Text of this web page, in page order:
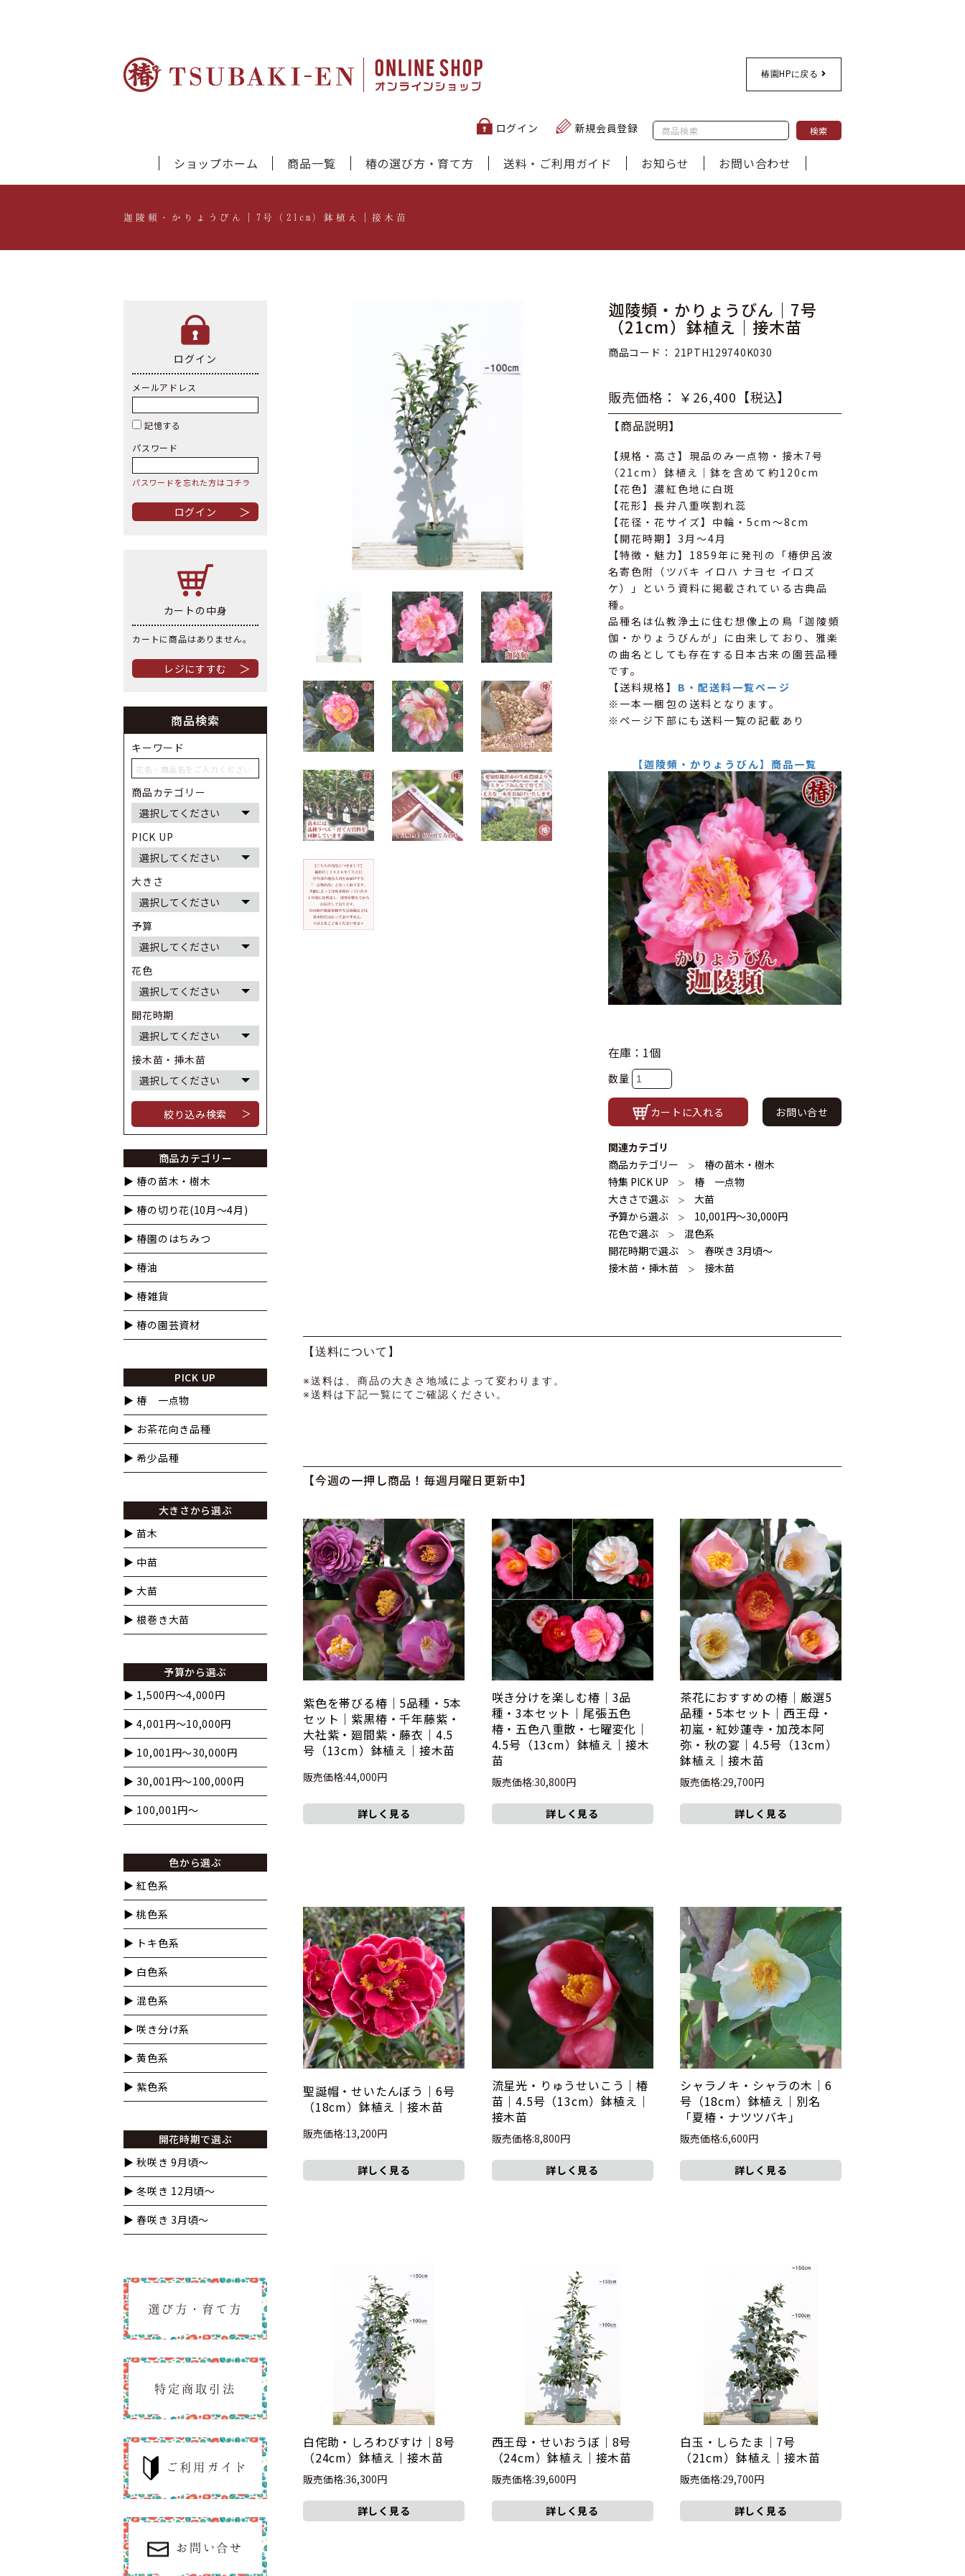
椿園HPに戻る
ログイン 新規会員登録 検索
ショップホーム 商品一覧 椿の選び方・育て方 送料・ご利用ガイド お知らせ お問い合わせ
迦陵頻・かりょうびん｜7号（21cm）鉢植え｜接木苗
迦陵頻・かりょうびん｜7号
（21cm）鉢植え｜接木苗
商品コード： 21PTH129740K030
販売価格： ￥26,400【税込】
【商品説明】
【規格・高さ】現品のみ一点物・接木7号
（21cm）鉢植え｜鉢を含めて約120cm
【花色】濃紅色地に白斑
【花形】長弁八重咲割れ蕊
【花径・花サイズ】中輪・5cm～8cm
【開花時期】3月～4月
【特徴・魅力】1859年に発刊の「椿伊呂波
名寄色附（ツバキ イロハ ナヨセ イロズ
ケ）」という資料に掲載されている古典品
種。
品種名は仏教浄土に住む想像上の鳥「迦陵頻
伽・かりょうびんが」に由来しており、雅楽
の曲名としても存在する日本古来の園芸品種
です。
【送料規格】 B・配送料一覧ページ
※一本一梱包の送料となります。
※ページ下部にも送料一覧の記載あり
【迦陵頻・かりょうびん】商品一覧
在庫：1個
数量
カートに入れる お問い合せ
関連カテゴリ
商品カテゴリー
＞
椿の苗木・樹木
特集 PICK UP
＞
椿 一点物
大きさで選ぶ
＞
大苗
予算から選ぶ
＞
10,001円〜30,000円
花色で選ぶ
＞
混色系
開花時期で選ぶ
＞
春咲き 3月頃～
接木苗・挿木苗
＞ 接木苗
【送料について】
※送料は、商品の大きさ地域によって変わります。
※送料は下記一覧にてご確認ください。
【今週の一押し商品！毎週月曜日更新中】
紫色を帯びる椿｜5品種・5本
セット｜紫黒椿・千年藤紫・
大社紫・廻間紫・藤衣｜4.5
号（13cm）鉢植え｜接木苗
販売価格:44,000円
詳しく見る
咲き分けを楽しむ椿｜3品
種・3本セット｜尾張五色
椿・五色八重散・七曜変化｜
4.5号（13cm）鉢植え｜接木
苗
販売価格:30,800円
詳しく見る
茶花におすすめの椿｜厳選5
品種・5本セット｜西王母・
初嵐・紅妙蓮寺・加茂本阿
弥・秋の宴｜4.5号（13cm）
鉢植え｜接木苗
販売価格:29,700円
詳しく見る
聖誕帽・せいたんぼう｜6号
（18cm）鉢植え｜接木苗
販売価格:13,200円
詳しく見る
流星光・りゅうせいこう｜椿
苗｜4.5号（13cm）鉢植え｜
接木苗
販売価格:8,800円
詳しく見る
シャラノキ・シャラの木｜6
号（18cm）鉢植え｜別名
「夏椿・ナツツバキ」
販売価格:6,600円
詳しく見る
白侘助・しろわびすけ｜8号
（24cm）鉢植え｜接木苗
販売価格:36,300円
詳しく見る
西王母・せいおうぼ｜8号
（24cm）鉢植え｜接木苗
販売価格:39,600円
詳しく見る
白玉・しらたま｜7号
（21cm）鉢植え｜接木苗
販売価格:29,700円
詳しく見る
ログイン
メールアドレス
記憶する
パスワード
パスワードを忘れた方はコチラ
＞
カートの中身
カートに商品はありません。
＞
商品検索
キーワード
商品カテゴリー
PICK UP
大きさ
予算
花色
開花時期
接木苗・挿木苗
＞
商品カテゴリー
▶︎ 椿の苗木・樹木
▶︎ 椿の切り花(10月〜4月)
▶︎ 椿園のはちみつ
▶︎ 椿油
▶︎ 椿雑貨
▶︎ 椿の園芸資材
PICK UP
▶︎ 椿 一点物
▶︎ お茶花向き品種
▶︎ 希少品種
大きさから選ぶ
▶︎ 苗木
▶︎ 中苗
▶︎ 大苗
▶︎ 根巻き大苗
予算から選ぶ
▶︎ 1,500円〜4,000円
▶︎ 4,001円〜10,000円
▶︎ 10,001円〜30,000円
▶︎ 30,001円〜100,000円
▶︎ 100,001円〜
色から選ぶ
▶︎ 紅色系
▶︎ 桃色系
▶︎ トキ色系
▶︎ 白色系
▶︎ 混色系
▶︎ 咲き分け系
▶︎ 黄色系
▶︎ 紫色系
開花時期で選ぶ
▶︎ 秋咲き 9月頃～
▶︎ 冬咲き 12月頃～
▶︎ 春咲き 3月頃～
選び方・育て方
特定商取引法
ご利用ガイド
お問い合せ